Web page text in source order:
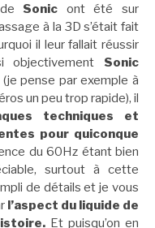
Sonic ont été sur
à la 3D s’était fait
il leur fallait réussir
Sonic
(je pense par exemple à
un peu trop rapide), il
techniques et
pour quiconque
du 60Hz étant bien
surtout à cette
de détails et je vous
l’aspect du liquide de
Et puisqu’on en